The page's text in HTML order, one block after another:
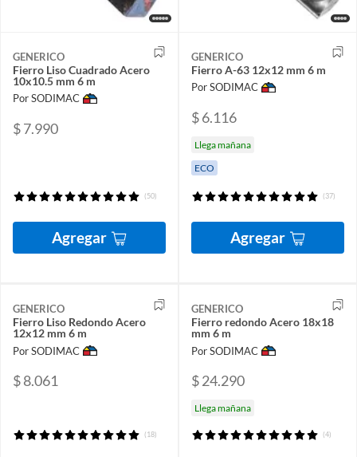
GENERICO
Fierro Liso Cuadrado Acero
10x10.5 mm 6 m
Por SODIMAC
$ 7.990
(50)
Agregar
GENERICO
Fierro A-63 12x12 mm 6 m
Por SODIMAC
$ 6.116
Llega mañana
ECO
(37)
Agregar
GENERICO
Fierro Liso Redondo Acero
12x12 mm 6 m
Por SODIMAC
$ 8.061
(18)
GENERICO
Fierro redondo Acero 18x18
mm 6 m
Por SODIMAC
$ 24.290
Llega mañana
(4)